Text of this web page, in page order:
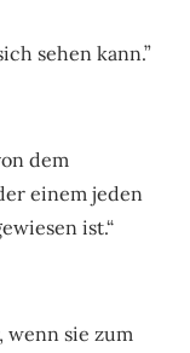
sehen kann.”
dem
einem jeden
ist.“
wenn sie zum